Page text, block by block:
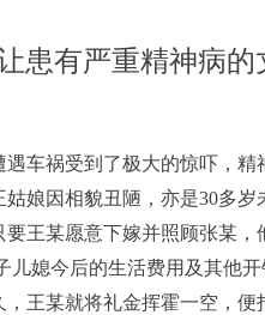
患有严重精神病的
车祸受到了极大的惊吓，精
娘因相貌丑陋，亦是30多岁
王某愿意下嫁并照顾张某
儿媳今后的生活费用及其他
王某就将礼金挥霍一空，便